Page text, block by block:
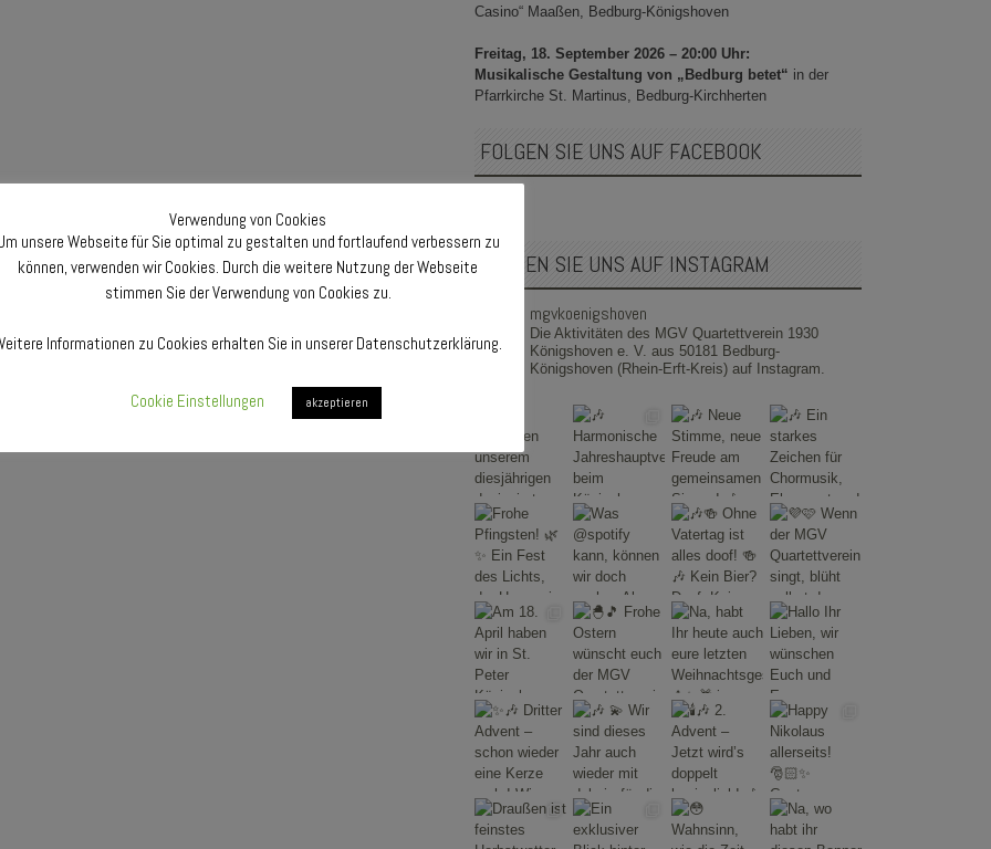
Casino“ Maaßen, Bedburg-Königshoven
Freitag, 18. September 2026 – 20:00 Uhr:
Musikalische Gestaltung von „Bedburg betet“ in der
Pfarrkirche St. Martinus, Bedburg-Kirchherten
FOLGEN SIE UNS AUF FACEBOOK
FOLGEN SIE UNS AUF INSTAGRAM
mgvkoenigshoven
Die Aktivitäten des MGV Quartettverein 1930
Königshoven e. V. aus 50181 Bedburg-
Königshoven (Rhein-Erft-Kreis) auf Instagram.
Verwendung von Cookies
unsere Webseite für Sie optimal zu gestalten und fortlaufend verbessern zu
können, verwenden wir Cookies. Durch die weitere Nutzung der Webseite
stimmen Sie der Verwendung von Cookies zu.
Informationen zu Cookies erhalten Sie in unserer Datenschutzerklärung.
Cookie Einstellungen akzeptieren